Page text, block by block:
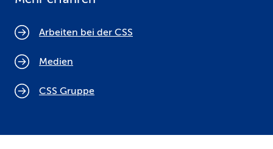
Arbeiten bei der CSS
Medien
CSS Gruppe